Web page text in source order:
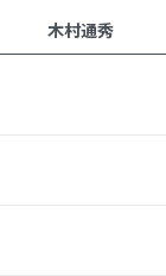
木村通秀